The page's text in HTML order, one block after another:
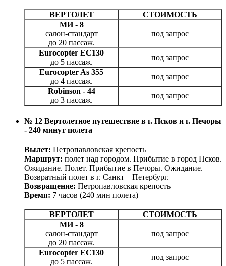
ВЕРТОЛЕТ
СТОИМОСТЬ
МИ - 8
салон-стандарт
до 20 пассаж.
под запрос
Eurocopter EC130
до 5 пассаж.
под запрос
Eurocopter As 355
до 4 пассаж.
под запрос
Robinson - 44
до 3 пассаж.
под запрос
№ 12 Вертолетное путешествие в г. Псков и г. Печоры
- 240 минут полета
Вылет: Петропавловская крепость
Маршрут: полет над городом. Прибытие в город Псков.
Ожидание. Полет. Прибытие в Печоры. Ожидание.
Возвратный полет в г. Санкт – Петербург.
Возвращение: Петропавловская крепость
Время: 7 часов (240 мин полета)
ВЕРТОЛЕТ
СТОИМОСТЬ
МИ - 8
салон-стандарт
до 20 пассаж.
под запрос
Eurocopter EC130
до 5 пассаж.
под запрос